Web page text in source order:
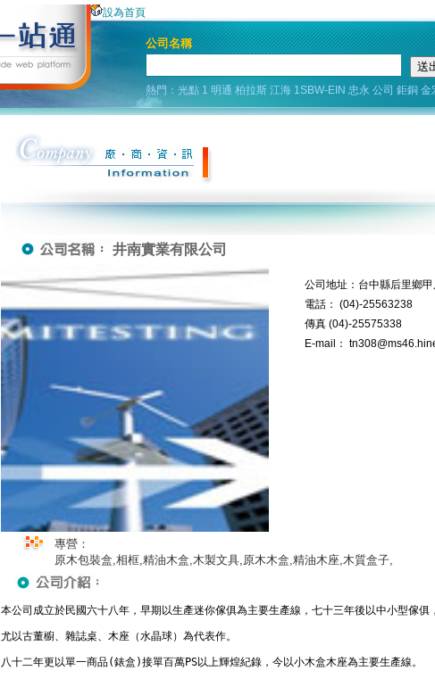
設為首頁
公司名稱
熱門：光點 1 明通 柏拉斯 江海 1SBW-EIN 忠永 公司 鉅銅 金
井南實業有限公司
公司地址：台中縣后里鄉
電話： (04)-25563238
傳真 (04)-25575338
E-mail：
專營：
原木包裝盒,相框,精油木盒,木製文具,原木木盒,精油木座,木質盒子,
本公司成立於民國六十八年，早期以生產迷你傢俱為主要生產線，七十三年後以中小型傢俱
尤以古董櫥、雜誌桌、木座（水晶球）為代表作。
八十二年更以單一商品(錶盒)接單百萬PS以上輝煌紀錄，今以小木盒木座為主要生產線。